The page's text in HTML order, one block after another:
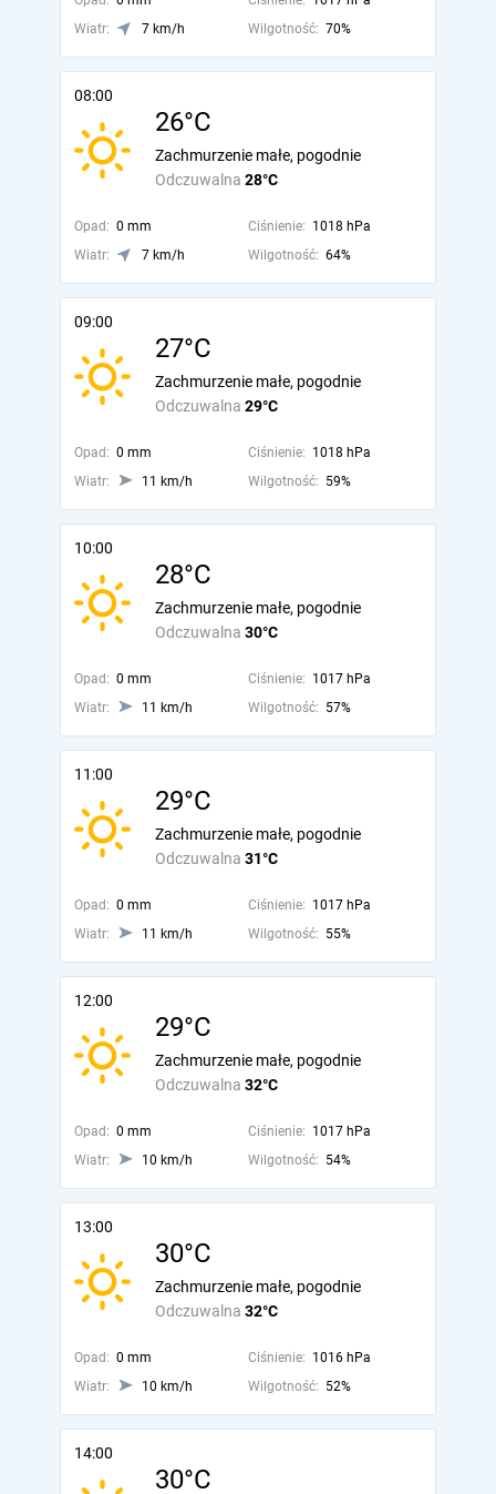
Wiatr:
7 km/h Wilgotność: 70%
08:00
26°C
Odczuwalna 28°C
Zachmurzenie małe, pogodnie
Opad: 0 mm Ciśnienie: 1018 hPa
Wiatr:
7 km/h Wilgotność: 64%
09:00
27°C
Odczuwalna 29°C
Zachmurzenie małe, pogodnie
Opad: 0 mm Ciśnienie: 1018 hPa
Wiatr:
11 km/h Wilgotność: 59%
10:00
28°C
Odczuwalna 30°C
Zachmurzenie małe, pogodnie
Opad: 0 mm Ciśnienie: 1017 hPa
Wiatr:
11 km/h Wilgotność: 57%
11:00
29°C
Odczuwalna 31°C
Zachmurzenie małe, pogodnie
Opad: 0 mm Ciśnienie: 1017 hPa
Wiatr:
11 km/h Wilgotność: 55%
12:00
29°C
Odczuwalna 32°C
Zachmurzenie małe, pogodnie
Opad: 0 mm Ciśnienie: 1017 hPa
Wiatr:
10 km/h Wilgotność: 54%
13:00
30°C
Odczuwalna 32°C
Zachmurzenie małe, pogodnie
Opad: 0 mm Ciśnienie: 1016 hPa
Wiatr:
10 km/h Wilgotność: 52%
14:00
30°C